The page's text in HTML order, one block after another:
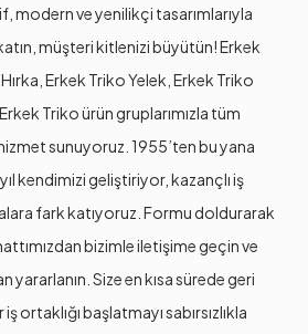
modern ve yenilikçi tasarımlarıyla
müşteri kitlenizi büyütün! Erkek
Erkek Triko Yelek, Erkek Triko
Triko ürün gruplarımızla tüm
sunuyoruz. 1955’ten bu yana
kendimizi geliştiriyor, kazançlı iş
fark katıyoruz. Formu doldurarak
bizimle iletişime geçin ve
yararlanın. Size en kısa sürede geri
ortaklığı başlatmayı sabırsızlıkla